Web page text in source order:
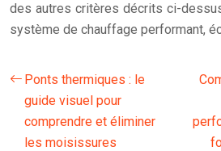
des autres critères décrits ci-
système de chauffage performant,
Ponts thermiques : le
guide visuel pour
comprendre et éliminer
les moisissures